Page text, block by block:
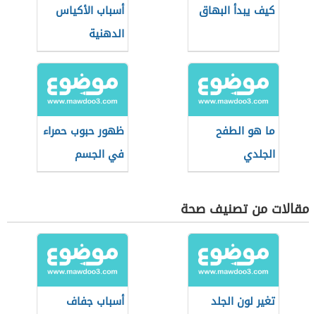
كيف يبدأ البهاق
أسباب الأكياس
الدهنية
ما هو الطفح
الجلدي
ظهور حبوب حمراء
في الجسم
مقالات من تصنيف صحة
تغير لون الجلد
أسباب جفاف